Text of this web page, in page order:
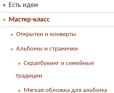
Есть идеи
Мастер-класс
Открытки и конверты
Альбомы и странички
Скрапбукинг и семейные
традиции
Мягкая обложка для альбома